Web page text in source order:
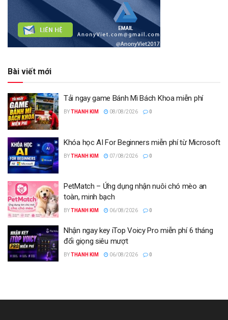
Bài viết mới
Tải ngay game Bánh Mì Bách Khoa miễn phí
BYTHANH KIM 08/08/2026 0
Khóa học AI For Beginners miễn phí từ Microsoft
BYTHANH KIM 07/08/2026 0
PetMatch – Ứng dụng nhận nuôi chó mèo an
toàn, minh bạch
BYTHANH KIM 06/08/2026 0
Nhận ngay key iTop Voicy Pro miễn phí 6 tháng
đổi giọng siêu mượt
BYTHANH KIM 06/08/2026 0